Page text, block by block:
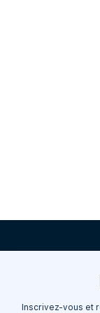
Inscrivez-vous et